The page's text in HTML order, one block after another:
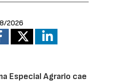
2026
Especial Agrario cae